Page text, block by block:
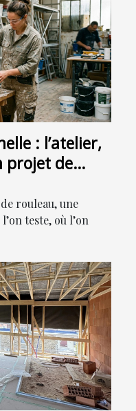
: l’atelier,
projet de
rouleau, une
teste, où l’on